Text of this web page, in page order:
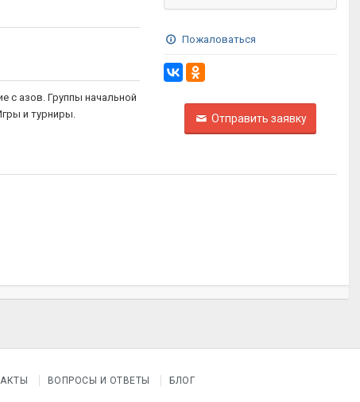
с азов. Группы начальной
и турниры.
Пожаловаться
Отправить заявку
ВОПРОСЫ И ОТВЕТЫ БЛОГ